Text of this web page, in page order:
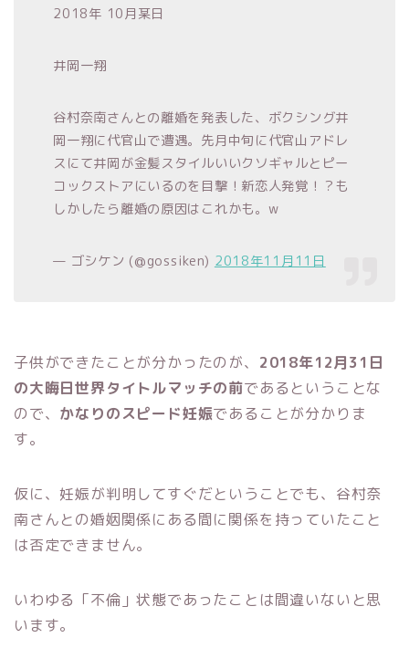
2018年 10月某日
井岡一翔
谷村奈南さんとの離婚を発表した、ボクシング井
岡一翔に代官山で遭遇。先月中旬に代官山アドレ
スにて井岡が金髪スタイルいいクソギャルとピー
コックストアにいるのを目撃！新恋人発覚！？も
しかしたら離婚の原因はこれかも。w
— ゴシケン (@gossiken) 2018年11月11日
子供ができたことが分かったのが、 2018年12月31日
の大晦日世界タイトルマッチの前であるということな
ので、 かなりのスピード妊娠であることが分かりま
す。
仮に、妊娠が判明してすぐだということでも、谷村奈
南さんとの婚姻関係にある間に関係を持っていたこと
は否定できません。
いわゆる「不倫」状態であったことは間違いないと思
います。